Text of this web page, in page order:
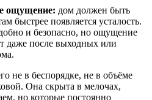
ощущение: дом должен быть
быстрее появляется усталость.
и безопасно, но ощущение
даже после выходных или
не в беспорядке, не в объёме
Она скрыта в мелочах,
но которые постоянно